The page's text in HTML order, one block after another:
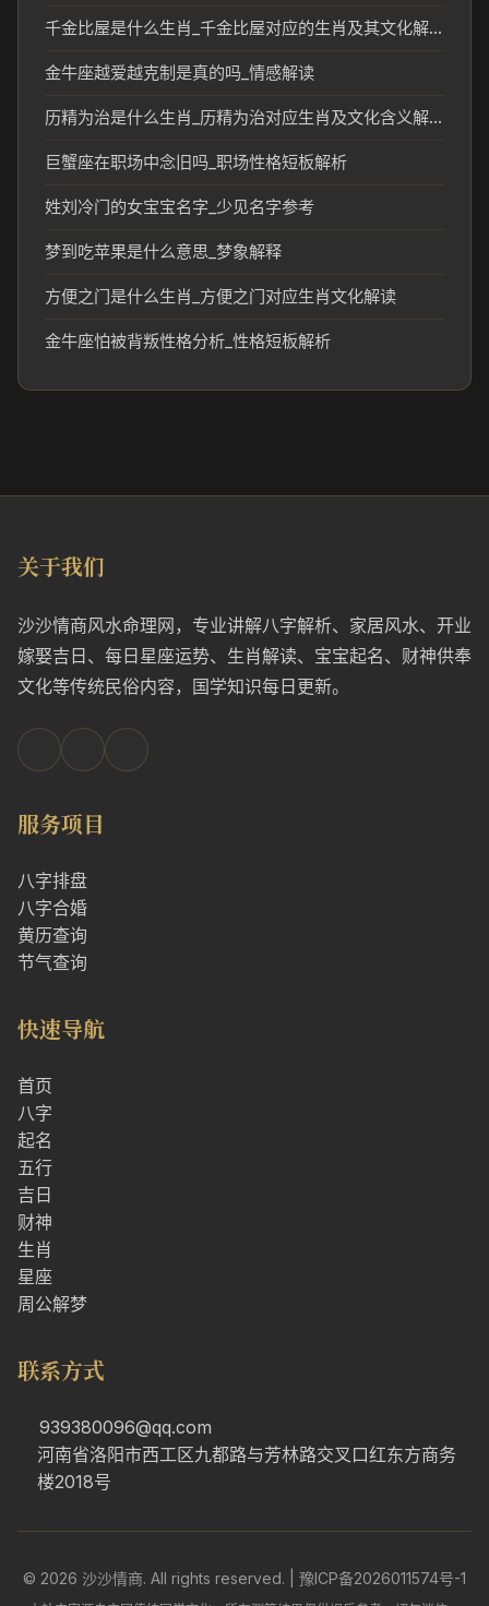
千金比屋是什么生肖_千金比屋对应的生肖及其文化解读
金牛座越爱越克制是真的吗_情感解读
历精为治是什么生肖_历精为治对应生肖及文化含义解析
巨蟹座在职场中念旧吗_职场性格短板解析
姓刘冷门的女宝宝名字_少见名字参考
梦到吃苹果是什么意思_梦象解释
方便之门是什么生肖_方便之门对应生肖文化解读
金牛座怕被背叛性格分析_性格短板解析
关于我们
沙沙情商风水命理网，专业讲解八字解析、家居风水、开业
嫁娶吉日、每日星座运势、生肖解读、宝宝起名、财神供奉
文化等传统民俗内容，国学知识每日更新。
服务项目
八字排盘
八字合婚
黄历查询
节气查询
快速导航
首页
八字
起名
五行
吉日
财神
生肖
星座
周公解梦
联系方式
939380096@qq.com
河南省洛阳市西工区九都路与芳林路交叉口红东方商务
楼2018号
© 2026 沙沙情商. All rights reserved. | 豫ICP备2026011574号-1